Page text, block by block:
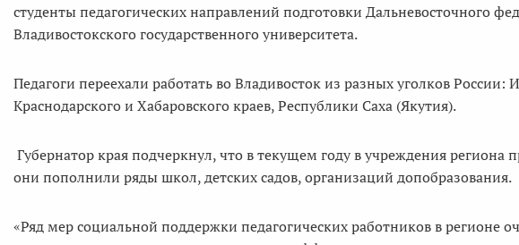
студенты педагогических направлений подготовки Дальневосточного
Владивостокского государственного университета.
Педагоги переехали работать во Владивосток из разных уголков России:
Краснодарского и Хабаровского краев, Республики Саха (Якутия).
Губернатор края подчеркнул, что в текущем году в учреждения
они пополнили ряды школ, детских садов, организаций допобразования.
«Ряд мер социальной поддержки педагогических работников в регионе